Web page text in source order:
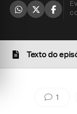
Texto do
1